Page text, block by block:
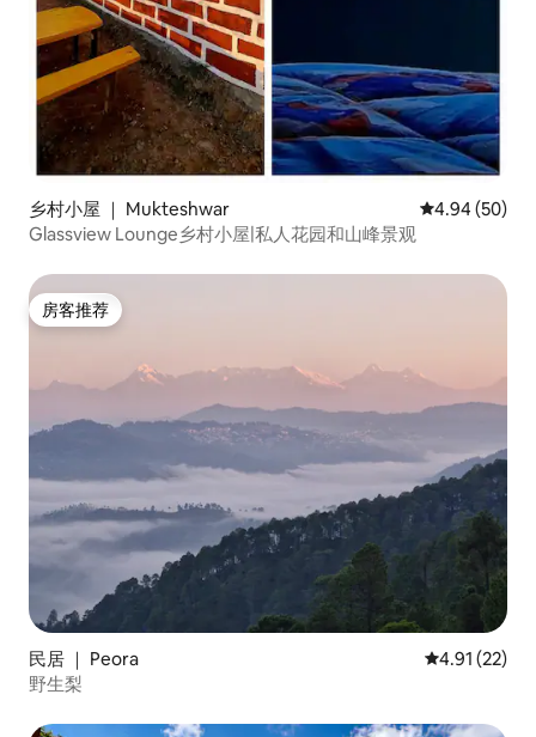
乡村小屋 ｜ Mukteshwar 平均评分 4.94
4.94 (50)
Glassview Lounge乡村小屋|私人花园和山峰景观
房客推荐
房客推荐
民居 ｜ Peora 平均评分
4.91 (22)
野生梨